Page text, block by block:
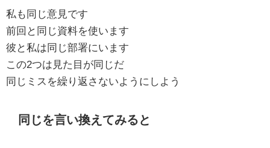
私も同じ意見です
前回と同じ資料を使います
彼と私は同じ部署にいます
この2つは見た目が同じだ
同じミスを繰り返さないようにしよう
同じを言い換えてみると